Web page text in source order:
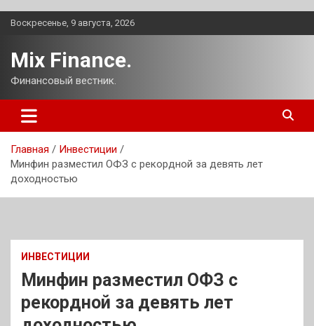
Перейти
Воскресенье, 9 августа, 2026
Mix Finance.
Финансовый вестник.
Главная
Инвестиции
Минфин разместил ОФЗ с рекордной за девять лет
доходностью
ИНВЕСТИЦИИ
Минфин разместил ОФЗ с
рекордной за девять лет